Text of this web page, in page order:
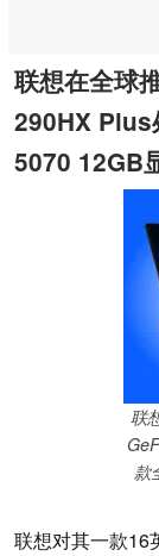
联想在全球
290HX Plus
5070 12GB
联
款
联想对其一款16